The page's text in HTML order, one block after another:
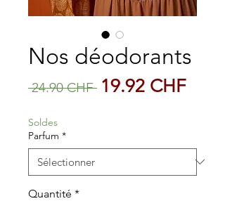
Nos déodorants
24.90 CHF Prix
19.92 CHFPrix
Soldes
Parfum *
Quantité *